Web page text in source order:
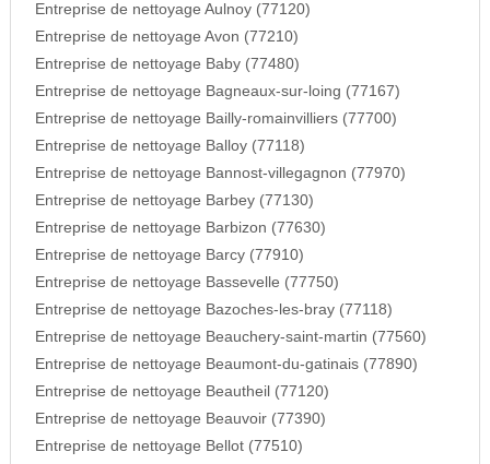
Entreprise de nettoyage Aulnoy (77120)
Entreprise de nettoyage Avon (77210)
Entreprise de nettoyage Baby (77480)
Entreprise de nettoyage Bagneaux-sur-loing (77167)
Entreprise de nettoyage Bailly-romainvilliers (77700)
Entreprise de nettoyage Balloy (77118)
Entreprise de nettoyage Bannost-villegagnon (77970)
Entreprise de nettoyage Barbey (77130)
Entreprise de nettoyage Barbizon (77630)
Entreprise de nettoyage Barcy (77910)
Entreprise de nettoyage Bassevelle (77750)
Entreprise de nettoyage Bazoches-les-bray (77118)
Entreprise de nettoyage Beauchery-saint-martin (77560)
Entreprise de nettoyage Beaumont-du-gatinais (77890)
Entreprise de nettoyage Beautheil (77120)
Entreprise de nettoyage Beauvoir (77390)
Entreprise de nettoyage Bellot (77510)